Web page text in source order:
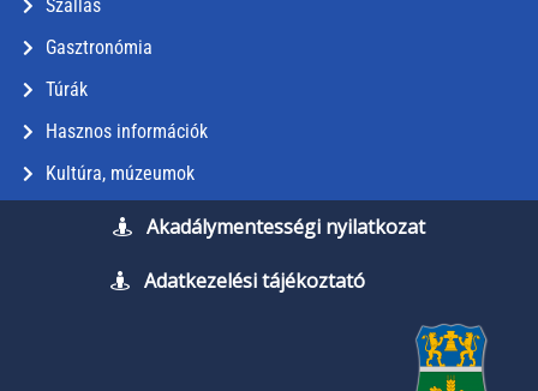
Szállás
Gasztronómia
Túrák
Hasznos információk
Kultúra, múzeumok
Akadálymentességi nyilatkozat
Adatkezelési tájékoztató